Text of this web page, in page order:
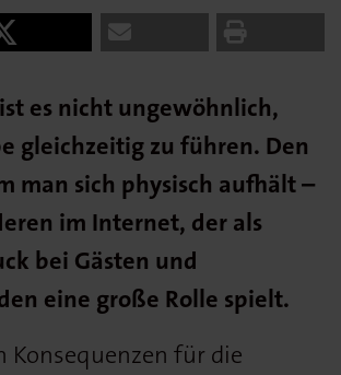
es nicht ungewöhnlich,
gleichzeitig zu führen. Den
man sich physisch aufhält –
im Internet, der als
bei Gästen und
eine große Rolle spielt.
Konsequenzen für die